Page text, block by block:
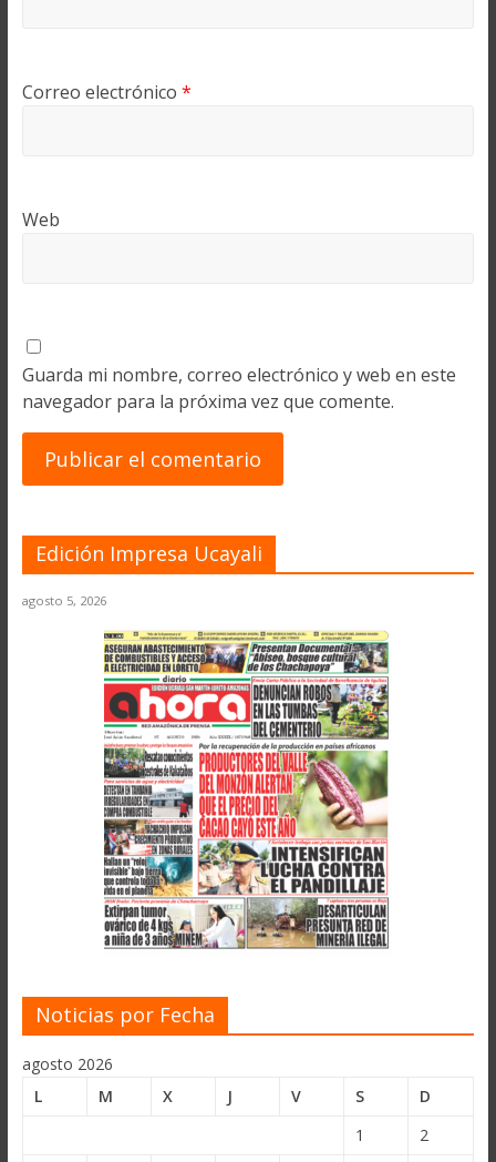
Correo electrónico *
Web
Guarda mi nombre, correo electrónico y web en este
navegador para la próxima vez que comente.
Edición Impresa Ucayali
agosto 5, 2026
Noticias por Fecha
agosto 2026
L
M X J V S
D
1
2